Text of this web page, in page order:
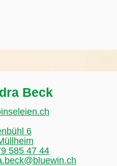
Beck
6
585 47 44